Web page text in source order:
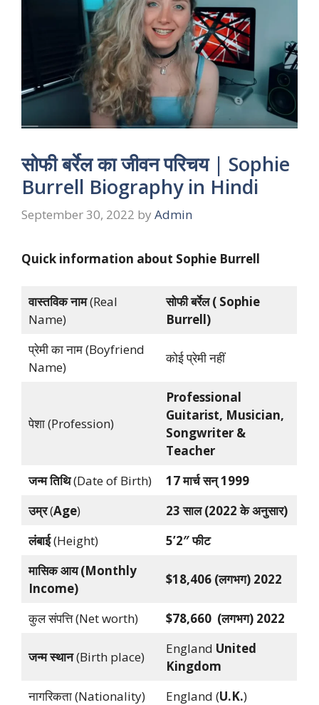
सोफी बर्रेल का जीवन परिचय | Sophie
Burrell Biography in Hindi
September 30, 2022 by Admin
Quick information about Sophie Burrell
वास्तविकनाम(Real
Name)
सोफी बर्रेल ( Sophie
Burrell)
प्रेमी का नाम (Boyfriend
Name)
कोई प्रेमी नहीं
पेशा (Profession)
Professional
Guitarist, Musician,
Songwriter &
Teacher
जन्मतिथि(Date of Birth)
17 मार्च सन् 1999
उम्र(Age)
23 साल (2022 के अनुसार)
लंबाई(Height) 5’2″फीट
मासिकआय(Monthly
Income)
$18,406 (लगभग) 2022
कुल संपत्ति (Net worth) $78,660 (लगभग) 2022
जन्मस्थान(Birth place)
England United
Kingdom
नागरिकता (Nationality)
England (U.K.)